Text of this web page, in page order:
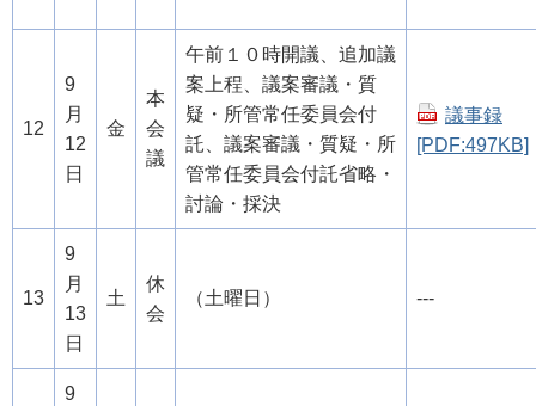
12
9
月
12
日
金
本
会
議
午前１０時開議、追加議
案上程、議案審議・質
疑・所管常任委員会付
託、議案審議・質疑・所
管常任委員会付託省略・
討論・採決
議事録
[PDF:497KB]
13
9
月
13
日
土
休
会
（土曜日） ---
9